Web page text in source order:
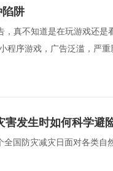
陷阱
，真不知道是在玩游戏还是
程序游戏，广告泛滥，严
害发生时如何科学避
国防灾减灾日面对各类自